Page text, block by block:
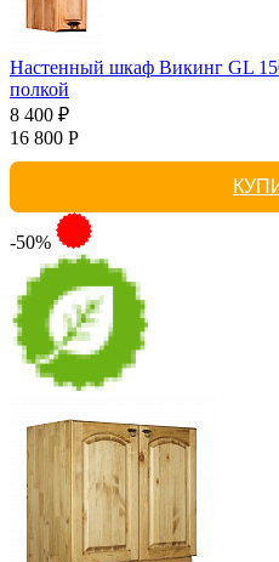
Настенный шкаф Викинг GL
полкой
8 400 ₽
16 800 Р
-50%